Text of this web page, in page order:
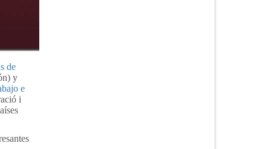
de
y
e
i